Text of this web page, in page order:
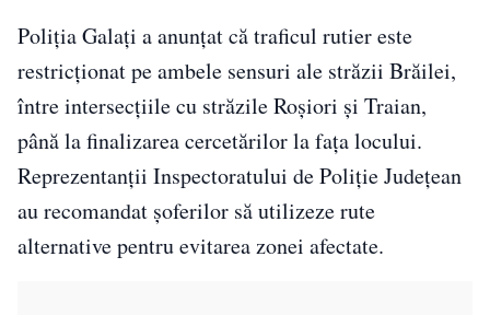
Poliţia Galaţi a anunţat că traficul rutier este
restricţionat pe ambele sensuri ale străzii Brăilei,
între intersecţiile cu străzile Roşiori şi Traian,
până la finalizarea cercetărilor la faţa locului.
Reprezentanţii Inspectoratului de Poliţie Judeţean
au recomandat şoferilor să utilizeze rute
alternative pentru evitarea zonei afectate.